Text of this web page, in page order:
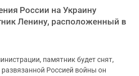
России на Украину
Ленину, расположенный в
памятник будет снят,
Россией войны он